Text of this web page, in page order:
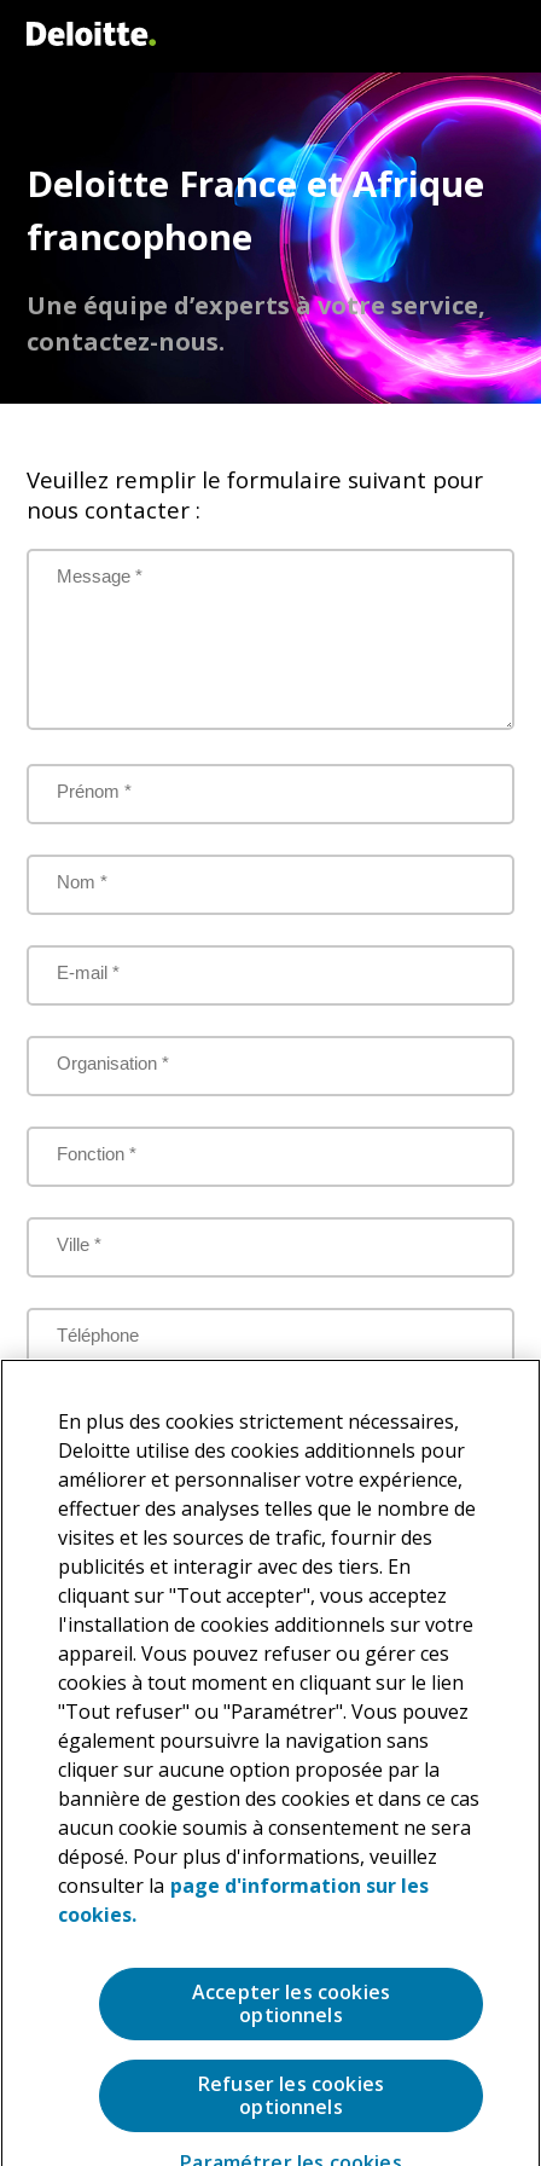
Deloitte France et Afrique
francophone
Une équipe d’experts à votre service,
contactez-nous.
Veuillez remplir le formulaire suivant pour
nous contacter :
Message *
Prénom *
Nom *
E-mail *
Organisation *
Fonction *
Ville *
Téléphone
par Deloitte aux fins de répondre à la présente demande
Je souhaite faire partie de la base de contacts Deloitte afin de
recevoir d'autres communications en lien avec l'actualité et les
services offerts par Deloitte
Nous vous informons que Deloitte traite vos données
personnelles en tant que responsable de traitement dans le but
de répondre à votre demande. En application de la législation en
vigueur, vous disposez d’un droit d’accès, de rectification et de
suppression des données personnelles vous concernant ainsi
que la possibilité de vous opposer au traitement de ces données,
que vous pouvez exercer à tout moment. Pour plus de précisions
personnelles, veuillez consulter notreCharte de protection des
données personnelles.
En plus des cookies strictement nécessaires,
Deloitte utilise des cookies additionnels pour
améliorer et personnaliser votre expérience,
effectuer des analyses telles que le nombre de
visites et les sources de trafic, fournir des
publicités et interagir avec des tiers. En
cliquant sur "Tout accepter", vous acceptez
l'installation de cookies additionnels sur votre
appareil. Vous pouvez refuser ou gérer ces
cookies à tout moment en cliquant sur le lien
"Tout refuser" ou "Paramétrer". Vous pouvez
également poursuivre la navigation sans
cliquer sur aucune option proposée par la
bannière de gestion des cookies et dans ce cas
aucun cookie soumis à consentement ne sera
déposé. Pour plus d'informations, veuillez
consulter la page d'information sur les
cookies.
Refuser les cookies
optionnels
Accepter les cookies
optionnels